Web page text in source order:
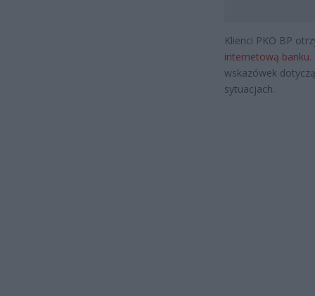
Klienci PKO BP
internetową banku.
wskazówek
sytuacjach.